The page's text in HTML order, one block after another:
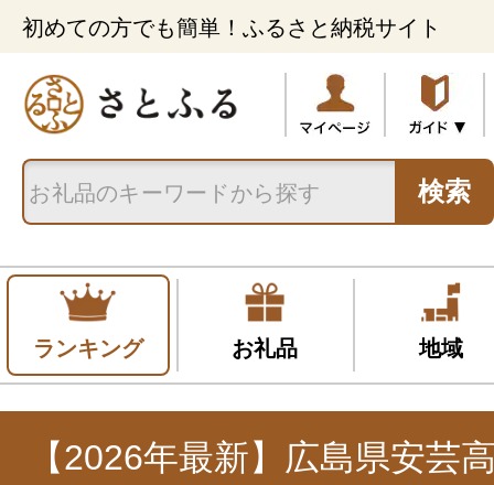
初めての方でも簡単！ふるさと納税サイト
検索
ランキング お礼品 地域
【2026年最新】広島県安芸